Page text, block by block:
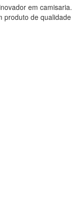
em camisaria.
produto de qualidade